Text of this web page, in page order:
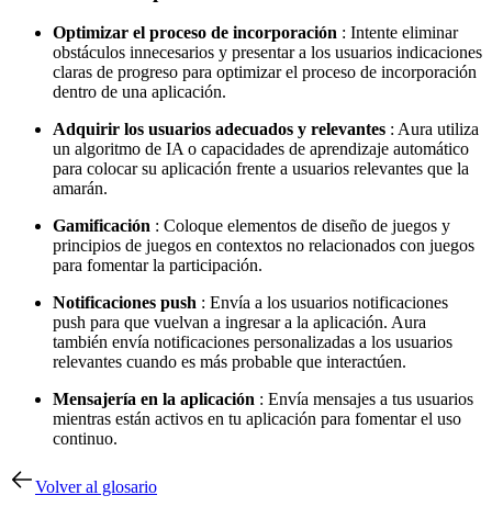
Optimizar el proceso de incorporación : Intente eliminar
obstáculos innecesarios y presentar a los usuarios indicaciones
claras de progreso para optimizar el proceso de incorporación
dentro de una aplicación.
Adquirir los usuarios adecuados y relevantes : Aura utiliza
un algoritmo de IA o capacidades de aprendizaje automático
para colocar su aplicación frente a usuarios relevantes que la
amarán.
Gamificación : Coloque elementos de diseño de juegos y
principios de juegos en contextos no relacionados con juegos
para fomentar la participación.
Notificaciones push : Envía a los usuarios notificaciones
push para que vuelvan a ingresar a la aplicación. Aura
también envía notificaciones personalizadas a los usuarios
relevantes cuando es más probable que interactúen.
Mensajería en la aplicación : Envía mensajes a tus usuarios
mientras están activos en tu aplicación para fomentar el uso
continuo.
Volver al glosario